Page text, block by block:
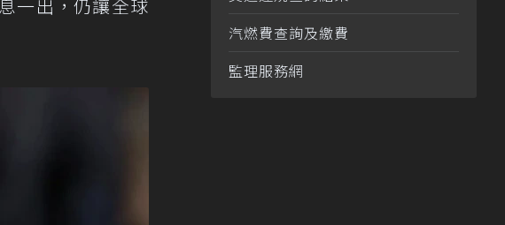
一出，仍讓全球
汽燃費查詢及繳費
監理服務網